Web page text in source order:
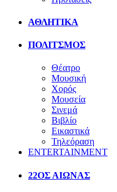
ΑΘΛΗΤΙΚΑ
ΠΟΛΙΤΣΜΟΣ
Θέατρο
Μουσική
Χορός
Μουσεία
Σινεμά
Βιβλίο
Εικαστικά
Τηλεόραση
ENTERTAINMENT
22ΟΣ ΑΙΩΝΑΣ